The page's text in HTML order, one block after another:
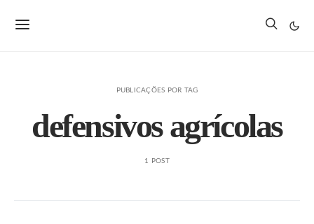
PUBLICAÇÕES POR TAG
defensivos agrícolas
1 POST